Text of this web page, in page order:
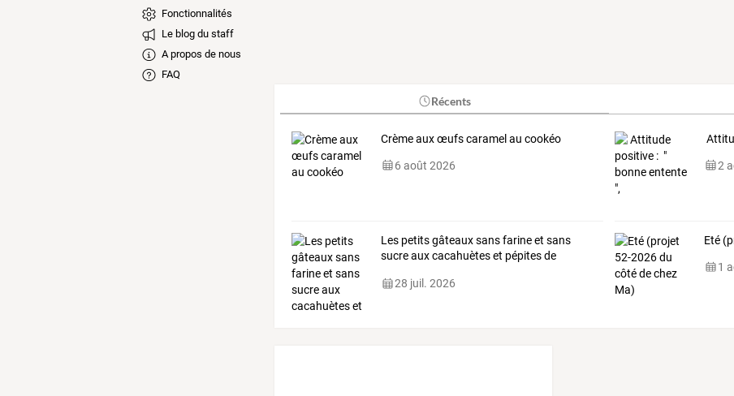
Fonctionnalités
Le blog du staff
A propos de nous
FAQ
Récents
Crème aux œufs caramel au cookéo
6 août 2026 2
Les petits gâteaux sans farine et sans
sucre aux cacahuètes et pépites de
28 juil. 2026
Eté
1